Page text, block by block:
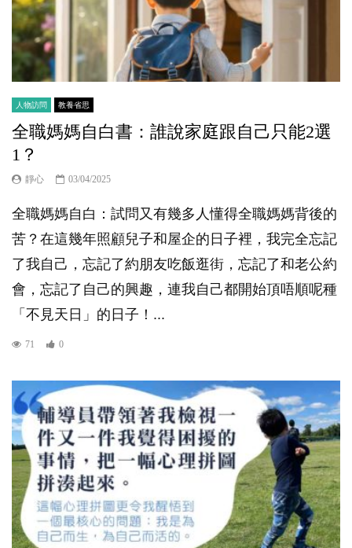
人物訪問 教養省思
全職媽媽自白書：誰說家庭跟自己只能2選
1？
靜心 03/04/2025
全職媽媽自白：試問又有幾多人懂得全職媽媽背後的
苦？在這幾年照顧兒子和屋企的日子裡，我完全忘記
了我自己，忘記了約朋友吃飯逛街，忘記了和老公約
會，忘記了自己的興趣，連我自己都開始頂唔順呢種
「不見天日」的日子！...
71 0